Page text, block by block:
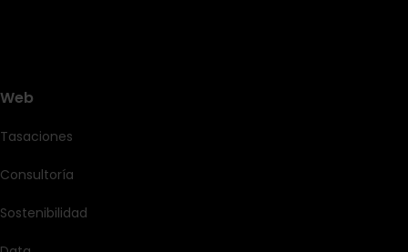
Web
Tasaciones
Consultoría
Sostenibilidad